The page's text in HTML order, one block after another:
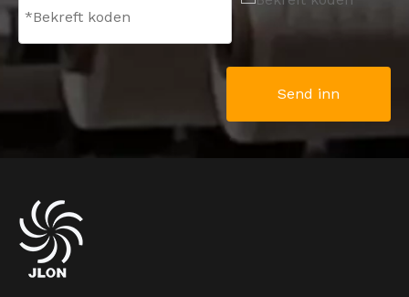
Send inn